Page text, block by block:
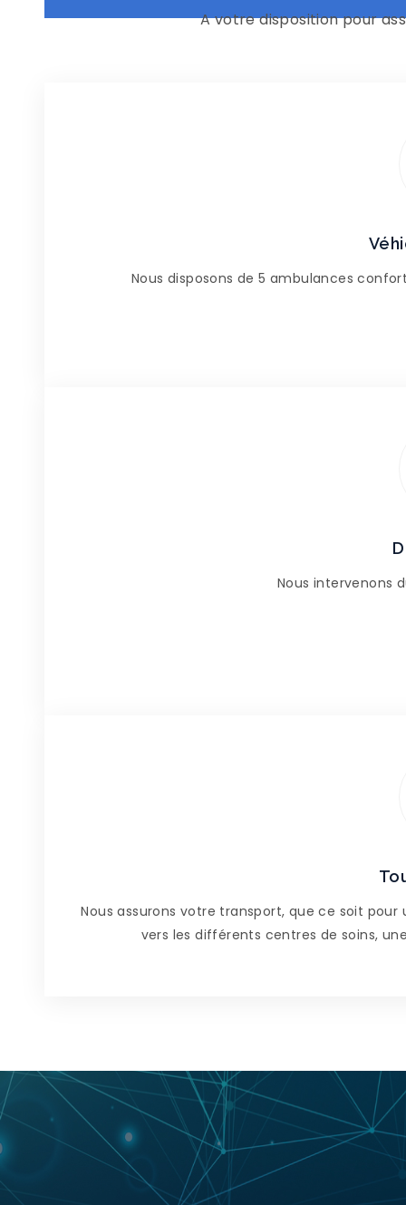
A votre disposition pour
Nous disposons de 5 ambulances
Nous intervenons
Nous assurons votre transport, que ce soit
vers les différents centres de soins,